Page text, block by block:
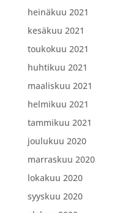
heinäkuu 2021
kesäkuu 2021
toukokuu 2021
huhtikuu 2021
maaliskuu 2021
helmikuu 2021
tammikuu 2021
joulukuu 2020
marraskuu 2020
lokakuu 2020
syyskuu 2020